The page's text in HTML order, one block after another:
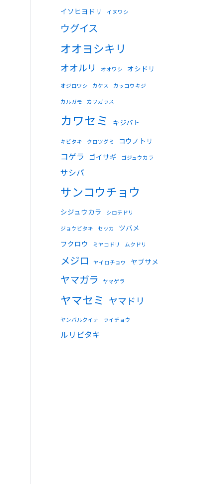
イソヒヨドリ イヌワシ
ウグイス
オオヨシキリ
オオルリ オオワシ オシドリ
オジロワシ カケス カッコウキジ
カルガモ カワガラス
カワセミ キジバト
キビタキ クロツグミ コウノトリ
コゲラ ゴイサギ ゴジュウカラ
サシバ
サンコウチョウ
シジュウカラ シロチドリ
ジョウビタキ セッカ
ツバメ
フクロウ
ミヤコドリ ムクドリ
メジロ ヤイロチョウ ヤブサメ
ヤマガラ ヤマゲラ
ヤマセミ ヤマドリ
ヤンバルクイナ ライチョウ
ルリビタキ